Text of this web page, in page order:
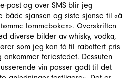
post og over SMS blir jeg
både sjansen og siste sjanse til «å
lommeboken». Overskriften
diverse bilder av whisky, vodka,
som jeg kan få til rabattert pris
feriestedet. Dessuten
vin passer godt til det